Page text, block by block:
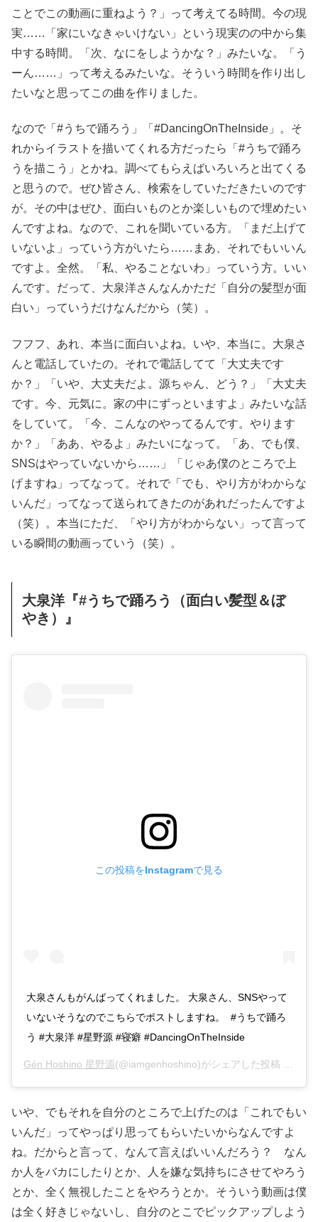
ことでこの動画に重ねよう？」って考えてる時間。今の現
実……「家にいなきゃいけない」という現実のの中から集
中する時間。「次、なにをしようかな？」みたいな。「う
ーん……」って考えるみたいな。そういう時間を作り出し
たいなと思ってこの曲を作りました。
なので「#うちで踊ろう」「#DancingOnTheInside」。そ
れからイラストを描いてくれる方だったら「#うちで踊ろ
うを描こう」とかね。調べてもらえばいろいろと出てくる
と思うので。ぜひ皆さん、検索をしていただきたいのです
が。その中はぜひ、面白いものとか楽しいもので埋めたい
んですよね。なので、これを聞いている方。「まだ上げて
いないよ」っていう方がいたら……まあ、それでもいいん
ですよ。全然。「私、やることないわ」っていう方。いい
んです。だって、大泉洋さんなんかただ「自分の髪型が面
白い」っていうだけなんだから（笑）。
フフフ、あれ、本当に面白いよね。いや、本当に。大泉さ
んと電話していたの。それで電話してて「大丈夫です
か？」「いや、大丈夫だよ。源ちゃん、どう？」「大丈夫
です。今、元気に。家の中にずっといますよ」みたいな話
をしていて。「今、こんなのやってるんです。やります
か？」「ああ、やるよ」みたいになって。「あ、でも僕、
SNSはやっていないから……」「じゃあ僕のところで上
げますね」ってなって。それで「でも、やり方がわからな
いんだ」ってなって送られてきたのがあれだったんですよ
（笑）。本当にただ、「やり方がわからない」って言って
いる瞬間の動画っていう（笑）。
大泉洋『#うちで踊ろう（面白い髪型＆ぼ
やき）』
この投稿をInstagramで見る
大泉さんもがんばってくれました。 大泉さん、SNSやって
いないそうなのでこちらでポストしますね。 #うちで踊ろ
う #大泉洋 #星野源 #寝癖 #DancingOnTheInside
Gén Hoshino 星野源(@iamgenhoshino)がシェアした投稿 –
いや、でもそれを自分のところで上げたのは「これでもい
いんだ」ってやっぱり思ってもらいたいからなんですよ
ね。だからと言って、なんて言えばいいんだろう？ なん
か人をバカにしたりとか、人を嫌な気持ちにさせてやろう
とか、全く無視したことをやろうとか。そういう動画は僕
は全く好きじゃないし、自分のとこでピックアップしよう